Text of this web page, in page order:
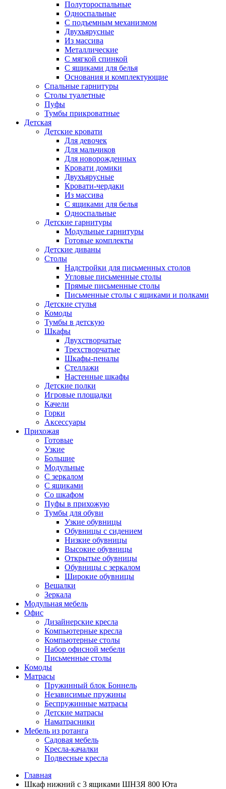
Полутороспальные
Односпальные
С подъемным механизмом
Двухъярусные
Из массива
Металлические
С мягкой спинкой
С ящиками для белья
Основания и комплектующие
Спальные гарнитуры
Столы туалетные
Пуфы
Тумбы прикроватные
Детская
Детские кровати
Для девочек
Для мальчиков
Для новорожденных
Кровати домики
Двухъярусные
Кровати-чердаки
Из массива
С ящиками для белья
Односпальные
Детские гарнитуры
Модульные гарнитуры
Готовые комплекты
Детские диваны
Столы
Надстройки для письменных столов
Угловые письменные столы
Прямые письменные столы
Письменные столы с ящиками и полками
Детские стулья
Комоды
Тумбы в детскую
Шкафы
Двухстворчатые
Трехстворчатые
Шкафы-пеналы
Стеллажи
Настенные шкафы
Детские полки
Игровые площадки
Качели
Горки
Аксессуары
Прихожая
Готовые
Узкие
Большие
Модульные
С зеркалом
С ящиками
Со шкафом
Пуфы в прихожую
Тумбы для обуви
Узкие обувницы
Обувницы с сидением
Низкие обувницы
Высокие обувницы
Открытые обувницы
Обувницы с зеркалом
Широкие обувницы
Вешалки
Зеркала
Модульная мебель
Офис
Дизайнерские кресла
Компьютерные кресла
Компьютерные столы
Набор офисной мебели
Письменные столы
Комоды
Матрасы
Пружинный блок Боннель
Независимые пружины
Беспружинные матрасы
Детские матрасы
Наматрасники
Мебель из ротанга
Садовая мебель
Кресла-качалки
Подвесные кресла
Главная
Шкаф нижний с 3 ящиками ШН3Я 800 Юта